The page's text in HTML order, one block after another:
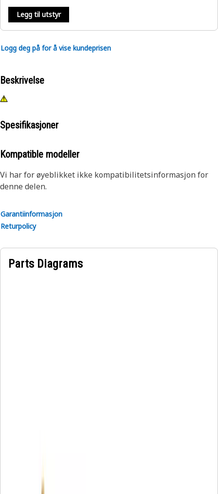
Legg til utstyr
Logg deg på for å vise kundeprisen
Beskrivelse
Spesifikasjoner
Kompatible modeller
Vi har for øyeblikket ikke kompatibilitetsinformasjon for
denne delen.
Garantiinformasjon
Returpolicy
Parts Diagrams